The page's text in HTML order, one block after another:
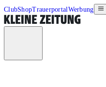
ClubShopTrauerportalWerbung